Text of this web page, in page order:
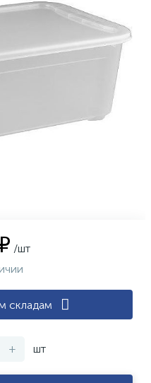
/шт
складам
+ шт